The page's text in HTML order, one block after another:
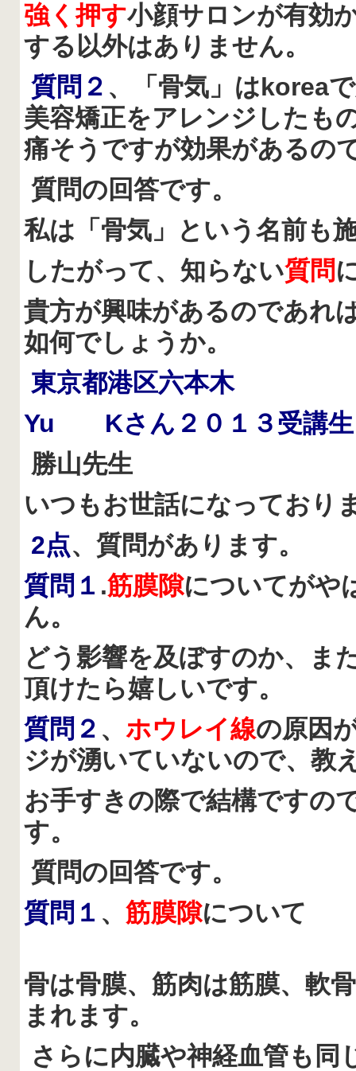
強く押す小顔サロンが有効
する以外はありません。
質問２ 、「骨気」はkorea
美容矯正をアレンジしたも
痛そうですが効果があるの
質問の回答です。
私は「骨気」という名前も
したがって、知らない質問
貴方が興味があるのであれ
如何でしょうか。
東京都港区六本木
Yu Kさん２０１３受講生
勝山先生
いつもお世話になっており
2点、質問があります。
質問１ .筋膜隙についてがや
ん。
どう影響を及ぼすのか、ま
頂けたら嬉しいです。
質問２ 、 ホウレイ線の原因
ジが湧いていないので、教
お手すきの際で結構ですの
す。
質問の回答です。
質問１ 、 筋膜隙について
骨は骨膜、筋肉は筋膜、軟
まれます。
さらに内臓や神経血管も同